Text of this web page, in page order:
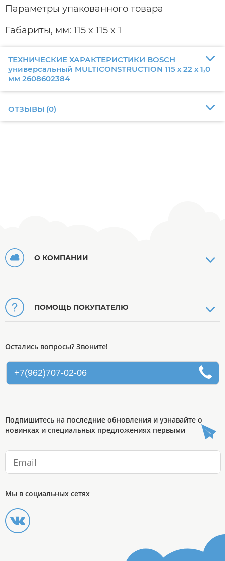
Параметры упакованного товара
Габариты, мм: 115 x 115 x 1
ТЕХНИЧЕСКИЕ ХАРАКТЕРИСТИКИ BOSCH
универсальный MULTICONSTRUCTION 115 х 22 х 1,0
мм 2608602384
ОТЗЫВЫ (0)
О КОМПАНИИ
ПОМОЩЬ ПОКУПАТЕЛЮ
Остались вопросы? Звоните!
+7(962)707-02-06
Подпишитесь на последние обновления и узнавайте о
новинках и специальных предложениях первыми
Мы в социальных сетях